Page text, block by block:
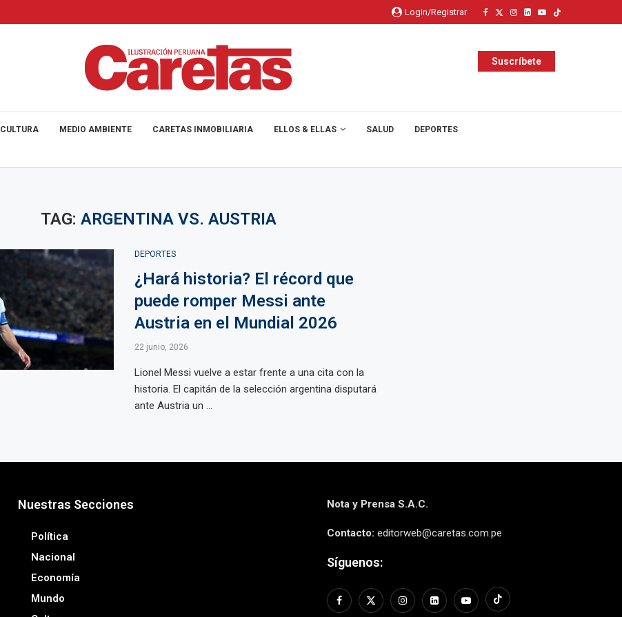
Login/Registrar
Suscríbete
CULTURA MEDIO AMBIENTE CARETAS INMOBILIARIA ELLOS & ELLAS SALUD DEPORTES
TAG: ARGENTINA VS. AUSTRIA
DEPORTES
¿Hará historia? El récord que
puede romper Messi ante
Austria en el Mundial 2026
22 junio, 2026
Lionel Messi vuelve a estar frente a una cita con la
historia. El capitán de la selección argentina disputará
ante Austria un ...
Nuestras Secciones
Política
Nacional
Economía
Mundo
Nota y Prensa S.A.C.
Contacto: editorweb@caretas.com.pe
Síguenos: